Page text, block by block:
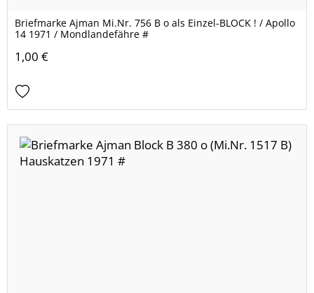
Briefmarke Ajman Mi.Nr. 756 B o als Einzel-BLOCK ! / Apollo
14 1971 / Mondlandefähre #
1,00 €